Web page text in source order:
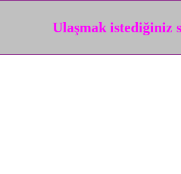
Ulaşmak istediğiniz